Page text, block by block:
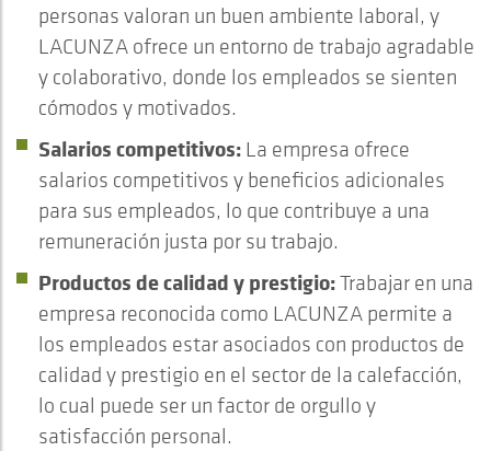
personas valoran un buen ambiente laboral, y
LACUNZA ofrece un entorno de trabajo agradable
y colaborativo, donde los empleados se sienten
cómodos y motivados.
Salarios competitivos: La empresa ofrece
salarios competitivos y beneficios adicionales
para sus empleados, lo que contribuye a una
remuneración justa por su trabajo.
Productos de calidad y prestigio:Trabajar en una
empresa reconocida como LACUNZA permite a
los empleados estar asociados con productos de
calidad y prestigio en el sector de la calefacción,
lo cual puede ser un factor de orgullo y
satisfacción personal.